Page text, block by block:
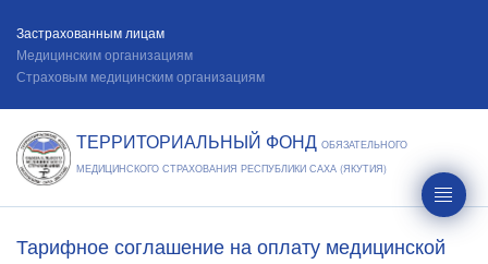
Застрахованным лицам
Медицинским организациям
Страховым медицинским организациям
ТЕРРИТОРИАЛЬНЫЙ ФОНД ОБЯЗАТЕЛЬНОГО
МЕДИЦИНСКОГО СТРАХОВАНИЯ РЕСПУБЛИКИ САХА (ЯКУТИЯ)
Тарифное соглашение на оплату медицинской